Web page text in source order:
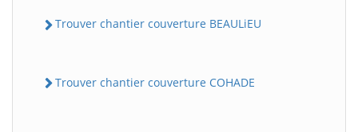
Trouver chantier couverture BEAULiEU
Trouver chantier couverture COHADE